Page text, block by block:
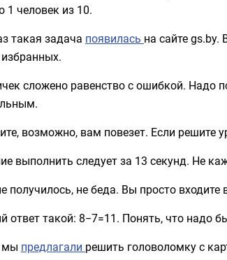
1 человек из 10.
такая задача появилась на сайте
сложено равенство с ошибкой. Надо
возможно, вам повезет. Если
выполнить следует за 13 секунд. Не
получилось, не беда. Вы просто
ответ такой: 8−7=11. Понять, что надо
мы предлагали решить головоломку с